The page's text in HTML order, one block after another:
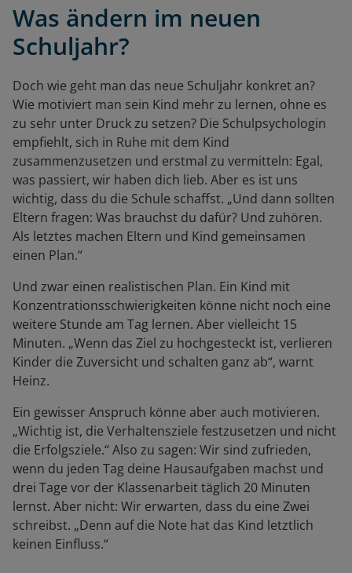
Was ändern im neuen
Schuljahr?
Doch wie geht man das neue Schuljahr konkret an?
Wie motiviert man sein Kind mehr zu lernen, ohne es
zu sehr unter Druck zu setzen? Die Schulpsychologin
empfiehlt, sich in Ruhe mit dem Kind
zusammenzusetzen und erstmal zu vermitteln: Egal,
was passiert, wir haben dich lieb. Aber es ist uns
wichtig, dass du die Schule schaffst. „Und dann sollten
Eltern fragen: Was brauchst du dafür? Und zuhören.
Als letztes machen Eltern und Kind gemeinsamen
einen Plan.“
Und zwar einen realistischen Plan. Ein Kind mit
Konzentrationsschwierigkeiten könne nicht noch eine
weitere Stunde am Tag lernen. Aber vielleicht 15
Minuten. „Wenn das Ziel zu hochgesteckt ist, verlieren
Kinder die Zuversicht und schalten ganz ab“, warnt
Heinz.
Ein gewisser Anspruch könne aber auch motivieren.
„Wichtig ist, die Verhaltensziele festzusetzen und nicht
die Erfolgsziele.“ Also zu sagen: Wir sind zufrieden,
wenn du jeden Tag deine Hausaufgaben machst und
drei Tage vor der Klassenarbeit täglich 20 Minuten
lernst. Aber nicht: Wir erwarten, dass du eine Zwei
schreibst. „Denn auf die Note hat das Kind letztlich
keinen Einfluss.“